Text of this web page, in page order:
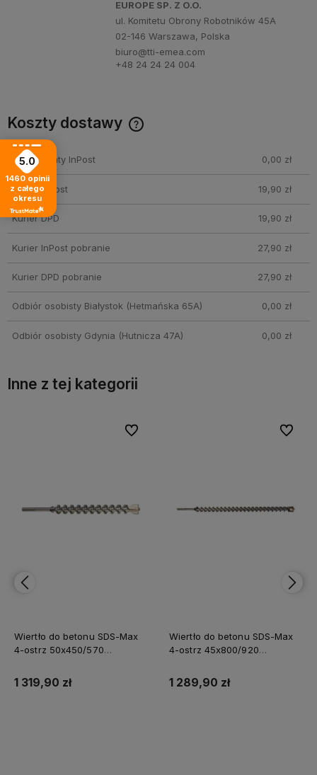
EUROPE SP. Z O.O.
ul. Komitetu Obrony Robotników 45A
02-146 Warszawa, Polska
biuro@tti-emea.com
+48 24 24 24 004
Koszty dostawy
Paczkomaty InPost 0,00 zł
Kurier InPost 19,90 zł
Kurier DPD 19,90 zł
Kurier InPost pobranie 27,90 zł
Kurier DPD pobranie 27,90 zł
Odbiór osobisty Białystok(Hetmańska 65A) 0,00 zł
Odbiór osobisty Gdynia (Hutnicza 47A) 0,00 zł
Inne z tej kategorii
Wiertło do betonu SDS-Max
4-ostrz 50x450/570
1 319,90 zł
Do ulubionych
Do ulubionych
Wiertło do betonu SDS-Max
4-ostrz 45x800/920
1 289,90 zł
Do
Do
5.0
1460 opinii
z całego
okresu